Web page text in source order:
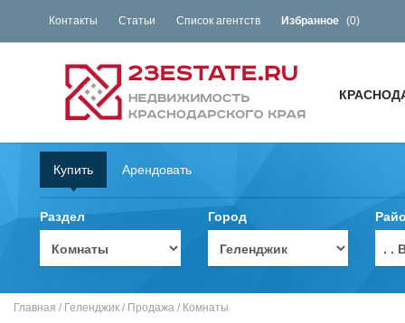
Контакты Статьи Список агентств Избранное (0)
Купить Арендовать
Раздел Город
. .
Главная / Геленджик / Продажа / Комнаты